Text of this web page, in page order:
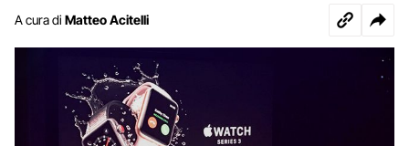
A cura di Matteo Acitelli